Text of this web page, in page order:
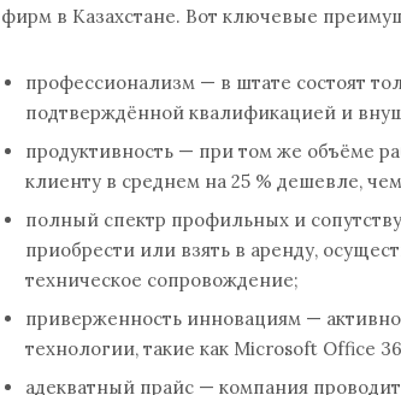
фирм в Казахстане. Вот ключевые
профессионализм — в штате состоят
подтверждённой квалификацией и
продуктивность — при том же объёме
клиенту в среднем на 25 % дешевле,
полный спектр профильных и
приобрести или взять в аренду,
техническое сопровождение;
приверженность инновациям —
технологии, такие как Microsoft Office
адекватный прайс — компания